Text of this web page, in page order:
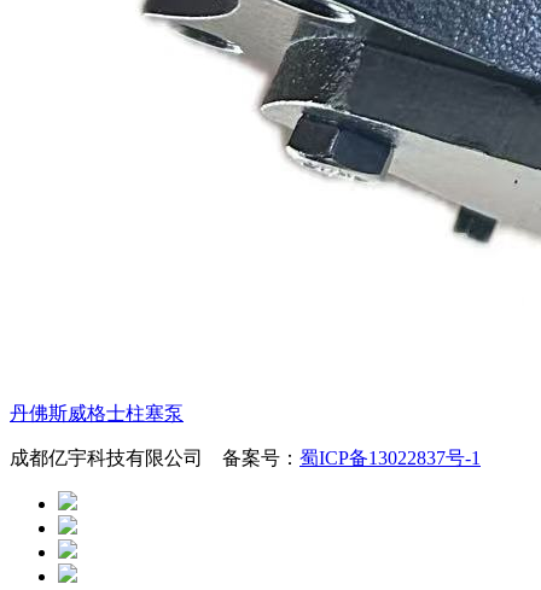
丹佛斯威格士柱塞泵
成都亿宇科技有限公司 备案号： 蜀ICP备13022837号-1